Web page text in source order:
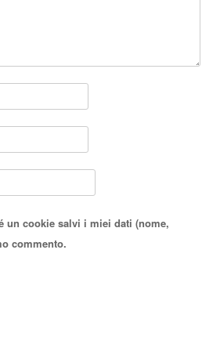
un cookie salvi i miei dati (nome,
commento.